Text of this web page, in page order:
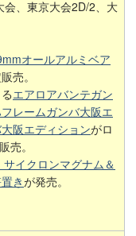
会、東京大会2D/2、大
オールアルミベア
売。
エアロアバンテガン
レームガンバ大阪エ
阪エディションがロ
売。
サイクロンマグナム＆
きが発売。